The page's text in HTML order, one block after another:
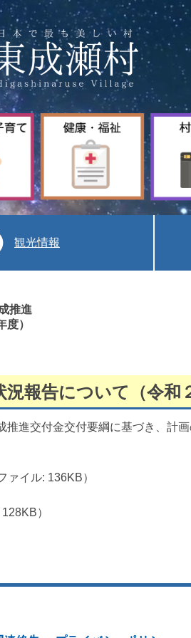
結
婚
産
子
育
て
健
康
福
祉
観光情報
推進
）
報告について（令和
進交付金交付要綱に基づき、計
ァイル: 136KB）
）